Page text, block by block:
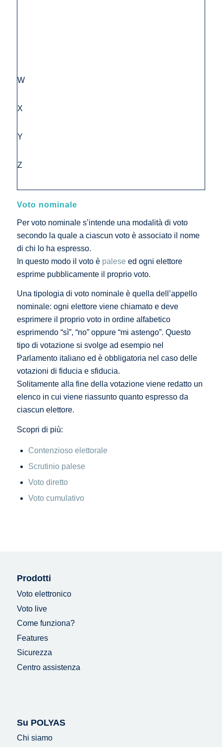
W
X
Y
Z
Voto nominale
Per voto nominale s’intende una modalità di voto
secondo la quale a ciascun voto è associato il nome
di chi lo ha espresso.
In questo modo il voto è palese ed ogni elettore
esprime pubblicamente il proprio voto.
Una tipologia di voto nominale è quella dell’appello
nominale: ogni elettore viene chiamato e deve
esprimere il proprio voto in ordine alfabetico
esprimendo “sì”, “no” oppure “mi astengo”. Questo
tipo di votazione si svolge ad esempio nel
Parlamento italiano ed è obbligatoria nel caso delle
votazioni di fiducia e sfiducia.
Solitamente alla fine della votazione viene redatto un
elenco in cui viene riassunto quanto espresso da
ciascun elettore.
Scopri di più:
Contenzioso elettorale
Scrutinio palese
Voto diretto
Voto cumulativo
Prodotti
Voto elettronico
Voto live
Come funziona?
Features
Sicurezza
Centro assistenza
Su POLYAS
Chi siamo